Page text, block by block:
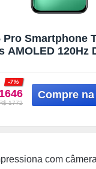
Pro Smartphone
AMOLED 120Hz
Snapdragon
água, NFC, Dual
Verde
-7%
1772
com